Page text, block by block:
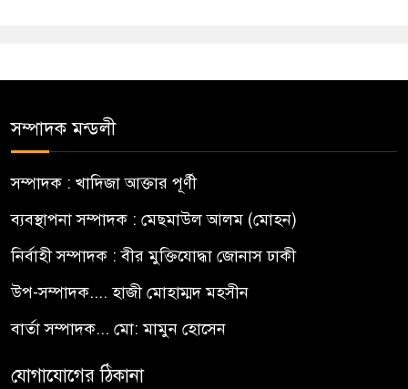
সম্পাদক মন্ডলী
সম্পাদক : খাদিজা আক্তার পূর্ণী
ব্যবস্থাপনা সম্পাদক : মেছমাউল আলম (মোহন)
নির্বাহী সম্পাদক : বীর মুক্তিযোদ্ধা জোনাস ঢাকী
উপ-সম্পাদক.... হাজী মোহাম্মদ মহসীন
বার্তা সম্পাদক... মো: মামুন হোসেন
যোগাযোগের ঠিকানা